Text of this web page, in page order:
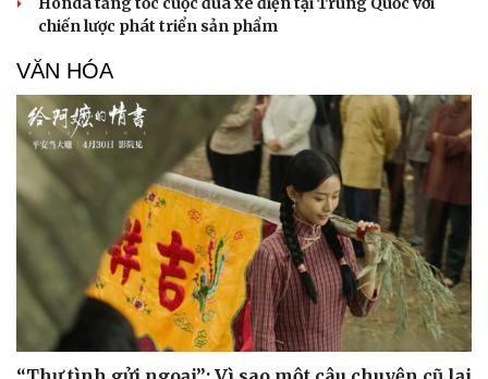
chiến lược phát triển sản phẩm
VĂN HÓA